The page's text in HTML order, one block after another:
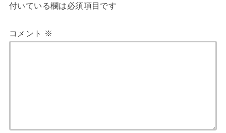
付いている欄は必須項目です
コメント ※